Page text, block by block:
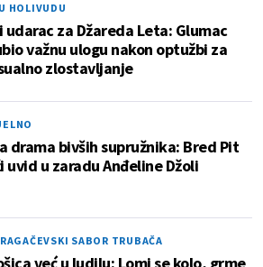
HOLIVUDU
udarac za Džareda Leta: Glumac
važnu ulogu nakon optužbi za
zlostavljanje
drama bivših supružnika: Bred Pit
uvid u zaradu Anđeline Džoli
SABOR TRUBAČA